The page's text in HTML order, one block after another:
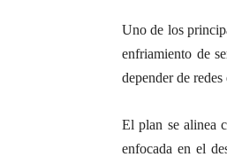
Uno de los
enfriamiento de
depender de
El plan se alinea
enfocada en el